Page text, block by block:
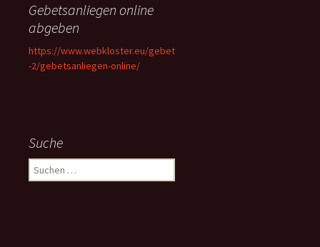
Gebetsanliegen online
abgeben
https://www.webkloster.eu/gebet
-2/gebetsanliegen-online/
Suche
Suchen
nach: